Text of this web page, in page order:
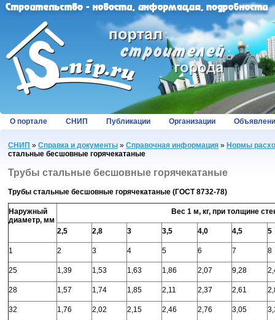
О портале СНИП Публикации Организации
СНИП » Справка и документы » Справочная информация » Нормы
стальные бесшовные горячекатаные
Трубы стальные бесшовные горячекатаные
Трубы стальные бесшовные горячекатаные (ГОСТ8732-78)
Наружный
диаметр, мм
Вес 1 м, кг, при толщине
2,5 2,8 3 3,5 4,0 4,5 5
1 2 3 4 5 6 7 8
25 1,39 1,53 1,63 1,86 2,07 9,28
28 1,57 1,74 1,85 2,11 2,37 2,61
32 1,76 2,02 2,15 2,46 2,76 3,05